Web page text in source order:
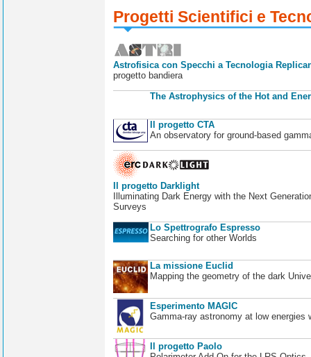
Progetti Scientifici e
Astrofisica con Specchi a Tecnologia
progetto bandiera
The Astrophysics of the Hot and
Il progetto CTA
An observatory for ground-based
Il progetto Darklight
Illuminating Dark Energy with the Next
Surveys
Lo Spettrografo Espresso
Searching for other Worlds
La missione Euclid
Mapping the geometry of the dark
Esperimento MAGIC
Gamma-ray astronomy at low energies
Il progetto Paolo